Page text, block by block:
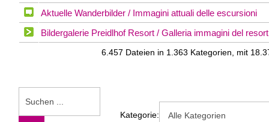
Aktuelle Wanderbilder / Immagini attuali delle escursioni
Bildergalerie Preidlhof Resort / Galleria immagini del resort
6.457 Dateien in 1.363 Kategorien, mit
Kategorie: